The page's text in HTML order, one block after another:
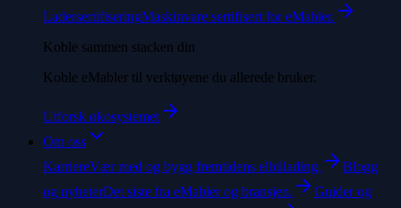
LadersertifiseringMaskinvare sertifisert for eMabler.
Koble sammen stacken din
Koble eMabler til verktøyene du allerede bruker.
Utforsk økosystemet
Om oss
KarriereVær med og bygg fremtidens elbillading.
Blogg
og nyheterDet siste fra eMabler og bransjen.
Guider og